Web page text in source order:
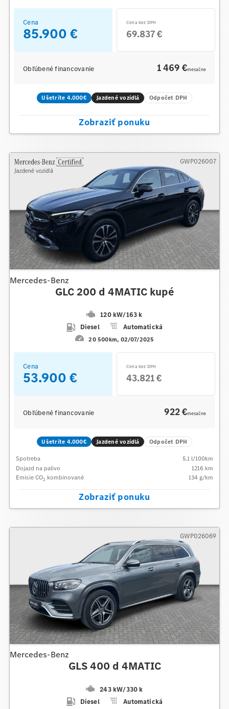
Cena
85.900 €
Cena bez DPH
69.837 €
Obľúbené financovanie 1 469 €mesačne
Ušetríte 4.000€ Jazdené vozidlá Odpočet DPH
Zobraziť ponuku
Mercedes-Benz
GLC 200 d 4MATIC kupé
120 kW/163 k
Diesel
Automatická
20 500km 02/07/2025
GWP026007
Cena
53.900 €
Cena bez DPH
43.821 €
Obľúbené financovanie 922 €mesačne
Ušetríte 4.000€ Jazdené vozidlá Odpočet DPH
Spotreba 5.1 l/100km
Dojazd na palivo
1216 km
Emisie CO2 kombinované 134 g/km
Zobraziť ponuku
Mercedes-Benz
GLS 400 d 4MATIC
243 kW/330 k
Diesel
Automatická
GWP026069